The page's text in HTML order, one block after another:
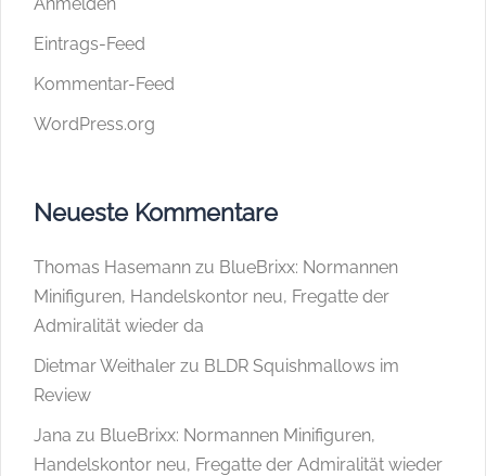
Eintrags-Feed
Kommentar-Feed
WordPress.org
Neueste Kommentare
Thomas Hasemann zu BlueBrixx: Normannen
Minifiguren, Handelskontor neu, Fregatte der
Admiralität wieder da
Dietmar Weithaler zu BLDR Squishmallows im
Review
Jana zu BlueBrixx: Normannen Minifiguren,
Handelskontor neu, Fregatte der Admiralität wieder